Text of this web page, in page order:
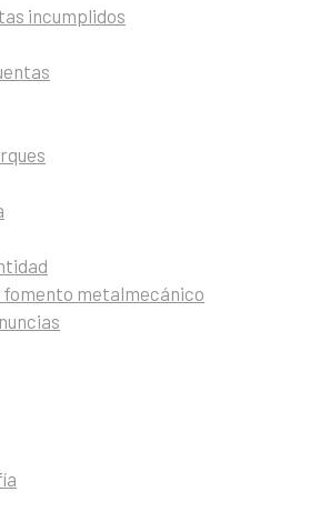
incumplidos
fomento metalmecánico